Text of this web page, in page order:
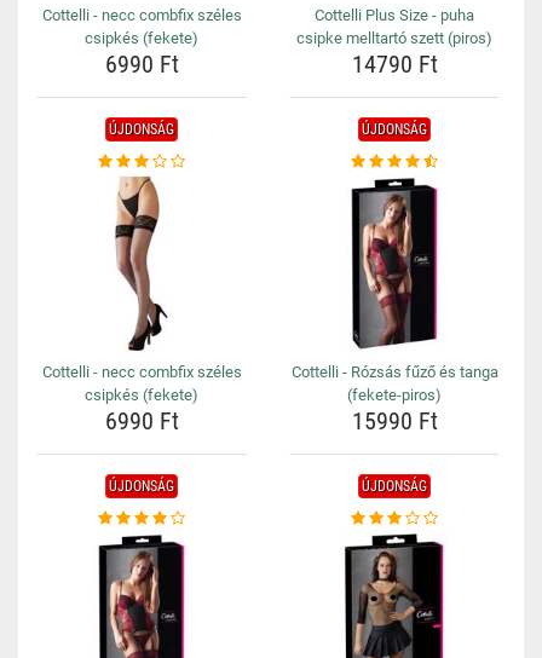
Cottelli - necc combfix széles
csipkés (fekete)
6990 Ft
Cottelli Plus Size - puha
csipke melltartó szett (piros)
14790 Ft
ÚJDONSÁG
Cottelli - necc combfix széles
csipkés (fekete)
6990 Ft
ÚJDONSÁG
Cottelli - Rózsás fűző és tanga
(fekete-piros)
15990 Ft
ÚJDONSÁG ÚJDONSÁG